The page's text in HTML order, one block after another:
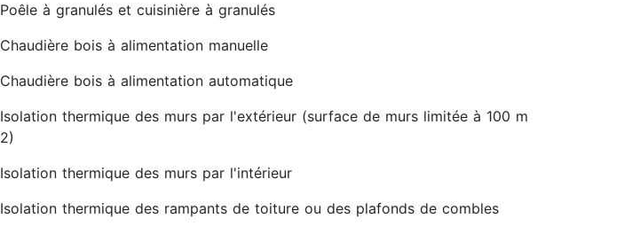
Poêle à granulés et cuisinière à granulés
Chaudière bois à alimentation manuelle
Chaudière bois à alimentation automatique
Isolation thermique des murs par l'extérieur (surface de murs limitée à 100 m
2)
Isolation thermique des murs par l'intérieur
Isolation thermique des rampants de toiture ou des plafonds de combles